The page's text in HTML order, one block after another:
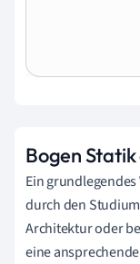
Bogen
Ein
durch den
Architektur oder
eine